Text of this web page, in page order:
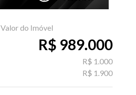
Valor do Imóvel
R$ 989.000
R$ 1.000
R$ 1.900